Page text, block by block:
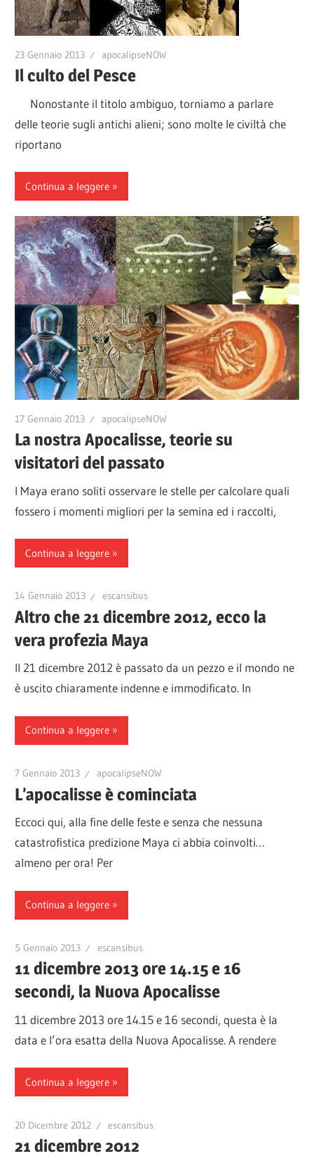
23 Gennaio 2013 apocalipseNOW
Il culto del Pesce
Nonostante il titolo ambiguo, torniamo a parlare
delle teorie sugli antichi alieni; sono molte le civiltà che
riportano
Continua a leggere
17 Gennaio 2013 apocalipseNOW
La nostra Apocalisse, teorie su
visitatori del passato
I Maya erano soliti osservare le stelle per calcolare quali
fossero i momenti migliori per la semina ed i raccolti,
Continua a leggere
14 Gennaio 2013 escansibus
Altro che 21 dicembre 2012, ecco la
vera profezia Maya
Il 21 dicembre 2012 è passato da un pezzo e il mondo ne
è uscito chiaramente indenne e immodificato. In
Continua a leggere
7 Gennaio 2013 apocalipseNOW
L’apocalisse è cominciata
Eccoci qui, alla fine delle feste e senza che nessuna
catastrofistica predizione Maya ci abbia coinvolti…
almeno per ora! Per
Continua a leggere
5 Gennaio 2013 escansibus
11 dicembre 2013 ore 14.15 e 16
secondi, la Nuova Apocalisse
11 dicembre 2013 ore 14.15 e 16 secondi, questa è la
data e l’ora esatta della Nuova Apocalisse. A rendere
Continua a leggere
20 Dicembre 2012 escansibus
21 dicembre 2012